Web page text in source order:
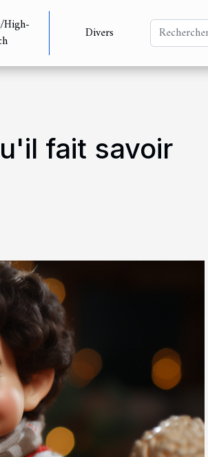
High-
Divers
fait savoir